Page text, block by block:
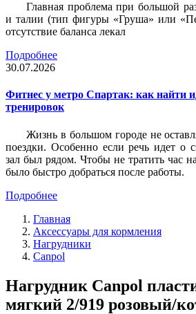
Главная проблема при большой
и талии (тип фигуры «Груша» или
отсутствие баланса лекал
Подробнее
30.07.2026
Фитнес у метро Спартак: как найти
тренировок
Жизнь в большом городе не
поездки. Особенно если речь идет о
зал был рядом. Чтобы не тратить час
было быстро добраться после работы.
Подробнее
Главная
Аксессуары для кормления
Нагрудники
Canpol
Нагрудник Canpol
мягкий 2/919 розовый/